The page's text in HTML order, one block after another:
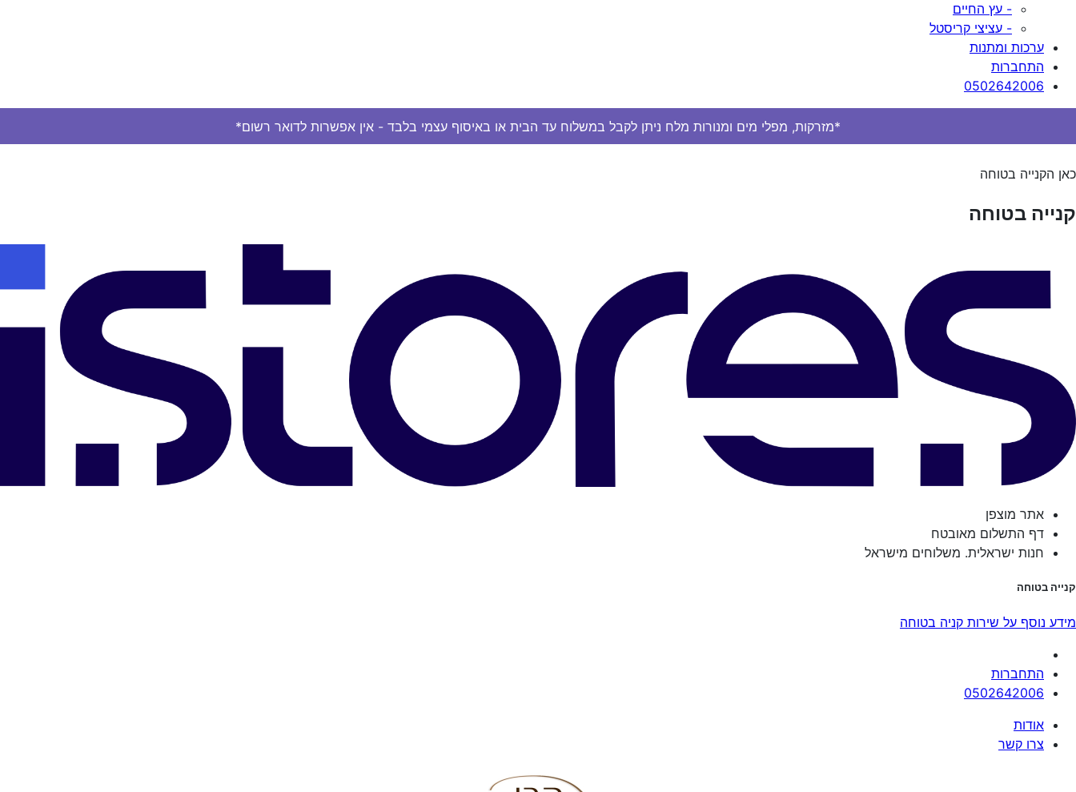
- עץ החיים
- עציצי קריסטל
ערכות ומתנות
התחברות
0502642006
*מזרקות, מפלי מים ומנורות מלח ניתן לקבל במשלוח עד הבית או באיסוף עצמי בלבד - אין אפשרות לדואר רשום*
כאן הקנייה בטוחה
קנייה בטוחה
אתר מוצפן
דף התשלום מאובטח
חנות ישראלית. משלוחים מישראל
קנייה בטוחה
מידע נוסף על שירות קניה בטוחה
התחברות
0502642006
אודות
צרו קשר